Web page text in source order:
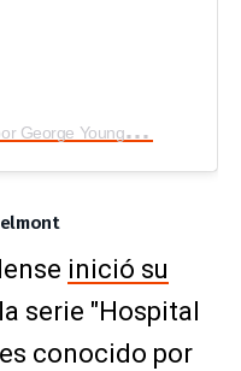
U
na publicación compartida por George Young (@instageorgey)
inició su
serie "Hospital
conocido por